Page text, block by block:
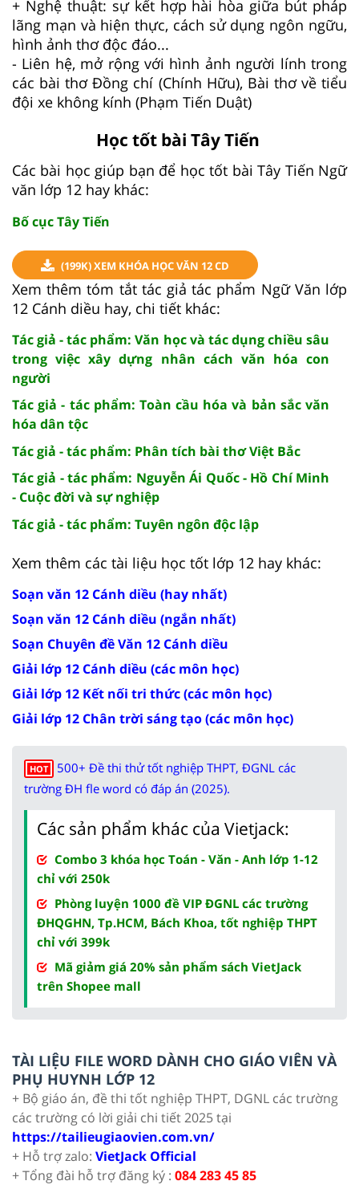
+ Nghệ thuật: sự kết hợp hài hòa giữa bút pháp
lãng mạn và hiện thực, cách sử dụng ngôn ngữu,
hình ảnh thơ độc đáo...
- Liên hệ, mở rộng với hình ảnh người lính trong
các bài thơ Đồng chí (Chính Hữu), Bài thơ về tiểu
đội xe không kính (Phạm Tiến Duật)
Học tốt bài Tây Tiến
Các bài học giúp bạn để học tốt bài Tây Tiến Ngữ
văn lớp 12 hay khác:
Bố cục Tây Tiến
(199K) XEM KHÓA HỌC VĂN 12 CD
Xem thêm tóm tắt tác giả tác phẩm Ngữ Văn lớp
12 Cánh diều hay, chi tiết khác:
Tác giả - tác phẩm: Văn học và tác dụng chiều sâu
trong việc xây dựng nhân cách văn hóa con
người
Tác giả - tác phẩm: Toàn cầu hóa và bản sắc văn
hóa dân tộc
Tác giả - tác phẩm: Phân tích bài thơ Việt Bắc
Tác giả - tác phẩm: Nguyễn Ái Quốc - Hồ Chí Minh
- Cuộc đời và sự nghiệp
Tác giả - tác phẩm: Tuyên ngôn độc lập
Xem thêm các tài liệu học tốt lớp 12 hay khác:
Soạn văn 12 Cánh diều (hay nhất)
Soạn văn 12 Cánh diều (ngắn nhất)
Soạn Chuyên đề Văn 12 Cánh diều
Giải lớp 12 Cánh diều (các môn học)
Giải lớp 12 Kết nối tri thức (các môn học)
Giải lớp 12 Chân trời sáng tạo (các môn học)
HOT
500+ Đề thi thử tốt nghiệp THPT, ĐGNL các
trường ĐH fle word có đáp án (2025).
Các sản phẩm khác của Vietjack:
Combo 3 khóa học Toán - Văn - Anh lớp 1-12
chỉ với 250k
Phòng luyện 1000 đề VIP ĐGNL các trường
ĐHQGHN, Tp.HCM, Bách Khoa, tốt nghiệp THPT
chỉ với 399k
Mã giảm giá 20% sản phẩm sách VietJack
trên Shopee mall
TÀI LIỆU FILE WORD DÀNH CHO GIÁO VIÊN VÀ
PHỤ HUYNH LỚP 12
+ Bộ giáo án, đề thi tốt nghiệp THPT, DGNL các trường
các trường có lời giải chi tiết 2025 tại
https://tailieugiaovien.com.vn/
+ Hỗ trợ zalo: VietJack Official
+ Tổng đài hỗ trợ đăng ký : 084 283 45 85